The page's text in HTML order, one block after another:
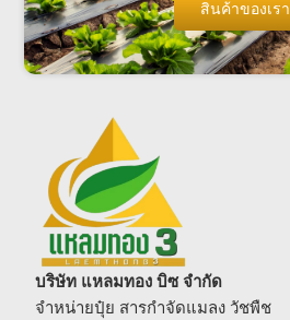
สินค้าของเรา
บริษัท แหลมทอง บิซ จำกัด
จำหน่ายปุ๋ย สารกำจัดแมลง วัชพืช